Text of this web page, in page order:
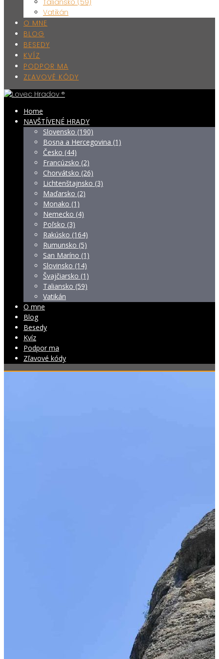
Taliansko (59)
Vatikán
O MNE
BLOG
BESEDY
KVÍZ
PODPOR MA
ZĽAVOVÉ KÓDY
Home
NAVŠTÍVENÉ HRADY
Slovensko (190)
Bosna a Hercegovina (1)
Česko (44)
Francúzsko (2)
Chorvátsko (26)
Lichtenštajnsko (3)
Maďarsko (2)
Monako (1)
Nemecko (4)
Poľsko (3)
Rakúsko (164)
Rumunsko (5)
San Maríno (1)
Slovinsko (14)
Švajčiarsko (1)
Taliansko (59)
Vatikán
O mne
Blog
Besedy
Kvíz
Podpor ma
Zľavové kódy